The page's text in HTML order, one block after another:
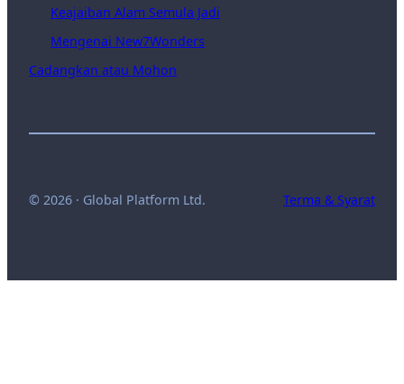
Keajaiban Alam Semula Jadi
Mengenai New7Wonders
Cadangkan atau Mohon
© 2026 · Global Platform Ltd. Terma & Syarat